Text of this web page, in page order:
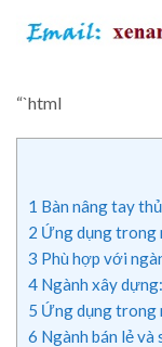
“`html
1 Bàn nâng tay
2 Ứng dụng trong
3 Phù hợp với
4 Ngành xây
5 Ứng dụng trong
6 Ngành bán lẻ và